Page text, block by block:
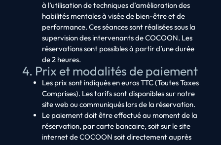
à l’utilisation de techniques d’amélioration des
habilités mentales à visée de bien-être et de
performance. Ces séances sont réalisées sous la
supervision des intervenants de COCOON. Les
réservations sont possibles à partir d’une durée
de 2 heures.
4. Prix et modalités de paiement
Les prix sont indiqués en euros TTC (Toutes Taxes
Comprises). Les tarifs sont disponibles sur notre
site web ou communiqués lors de la réservation.
Le paiement doit être effectué au moment de la
réservation, par carte bancaire, soit sur le site
internet de COCOON soit directement auprès